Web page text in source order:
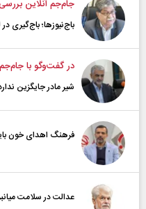
جام‌جم آنلاین
باج‌نیوزها؛ باج‌گیری
در گفت‌و‌گو با
شیر مادر جایگزین
فرهنگ اهدای خون
عدالت در سلامت